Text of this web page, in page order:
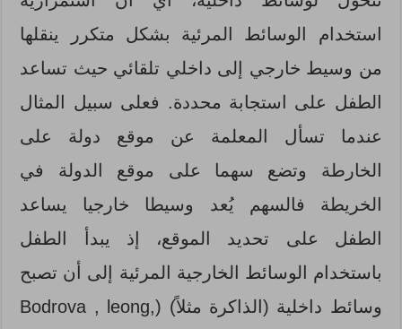
استخدام الوسائط المرئية بشكل متكرر ينقلها
من وسيط خارجي إلى داخلي تلقائي حيث تساعد
الطفل على استجابة محددة. فعلى سبيل المثال
عندما تسأل المعلمة عن موقع دولة على
الخارطة وتضع سهما على موقع الدولة في
الخريطة فالسهم يُعد وسيطا خارجيا يساعد
الطفل على تحديد الموقع، إذ يبدأ الطفل
باستخدام الوسائط الخارجية المرئية إلى أن تصبح
وسائط داخلية (الذاكرة مثلاً) (Bodrova , leong,